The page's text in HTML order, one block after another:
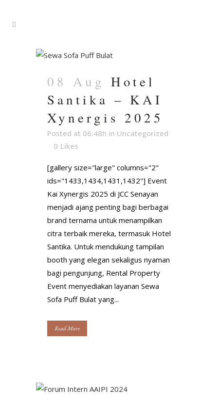
08 Aug Hotel
Santika – KAI
Xynergis 2025
Posted at 06:48h in Uncategorized
0 Likes
[gallery size="large" columns="2"
ids="1433,1434,1431,1432"] Event
Kai Xynergis 2025 di JCC Senayan
menjadi ajang penting bagi berbagai
brand ternama untuk menampilkan
citra terbaik mereka, termasuk Hotel
Santika. Untuk mendukung tampilan
booth yang elegan sekaligus nyaman
bagi pengunjung, Rental Property
Event menyediakan layanan Sewa
Sofa Puff Bulat yang...
Read More